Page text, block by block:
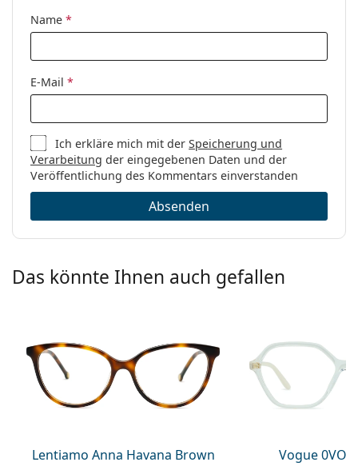
Code:
Name *
E-Mail *
Ich erkläre mich mit derSpeicherung und
Verarbeitung der eingegebenen Daten und der
Veröffentlichung des Kommentars einverstanden
Absenden
Das könnte Ihnen auch gefallen
Lentiamo Anna Havana Brown Vogue